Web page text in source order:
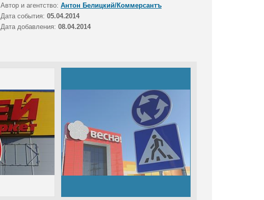
Автор и агентство: Антон Белицкий/Коммерсантъ
Дата события: 05.04.2014
Дата добавления: 08.04.2014